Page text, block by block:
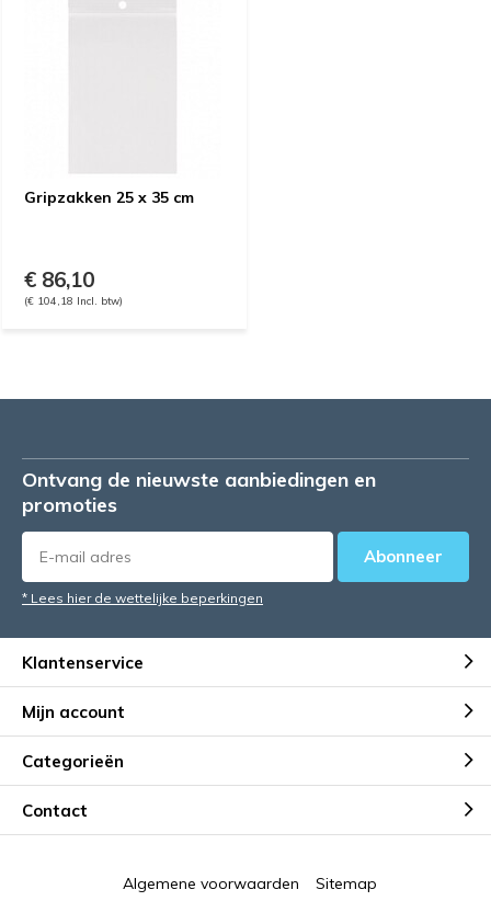
Gripzakken 25 x 35 cm
€ 86,10
(€ 104,18 Incl. btw)
Ontvang de nieuwste aanbiedingen en
promoties
Abonneer
* Lees hier de wettelijke beperkingen
Klantenservice
Mijn account
Categorieën
Contact
Algemene voorwaarden Sitemap